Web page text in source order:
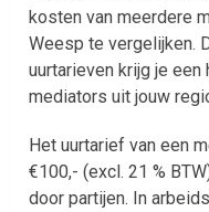
kosten van meerdere
Weesp te vergelijken.
uurtarieven krijg je
mediators uit jouw
Het uurtarief van een
€100,- (excl. 21 %
door partijen. In